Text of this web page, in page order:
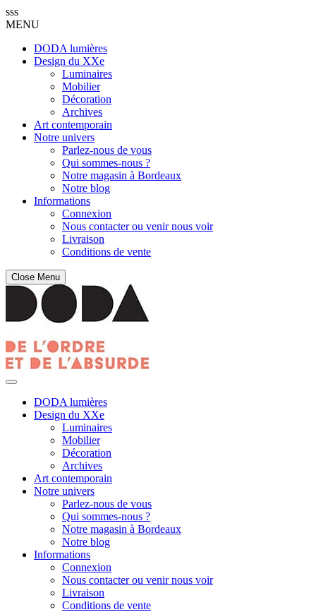
sss
MENU
DODA lumières
Design du XXe
Luminaires
Mobilier
Décoration
Archives
Art contemporain
Notre univers
Parlez-nous de vous
Qui sommes-nous ?
Notre magasin à Bordeaux
Notre blog
Informations
Connexion
Nous contacter ou venir nous voir
Livraison
Conditions de vente
Close Menu
DODA lumières
Design du XXe
Luminaires
Mobilier
Décoration
Archives
Art contemporain
Notre univers
Parlez-nous de vous
Qui sommes-nous ?
Notre magasin à Bordeaux
Notre blog
Informations
Connexion
Nous contacter ou venir nous voir
Livraison
Conditions de vente